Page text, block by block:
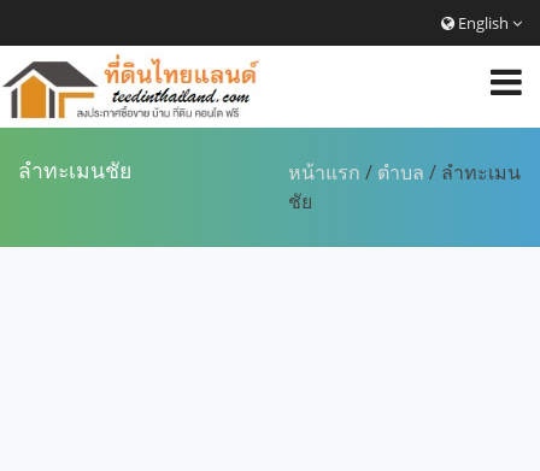
English
ลำทะเมนชัย หน้าแรก / ตำบล / ลำทะเมน
ชัย